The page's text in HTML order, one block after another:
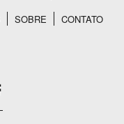
SOBRE CONTATO